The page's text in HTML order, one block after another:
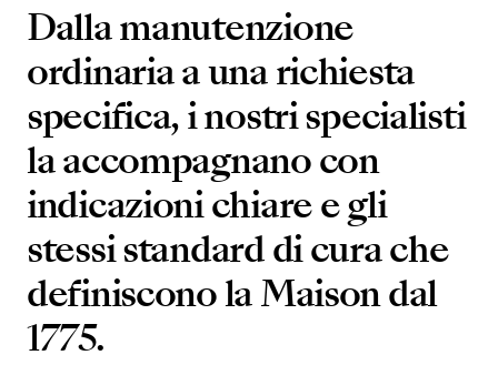
Dalla manutenzione
ordinaria a una richiesta
specifica, i nostri specialisti
la accompagnano con
indicazioni chiare e gli
stessi standard di cura che
definiscono la Maison dal
1775.